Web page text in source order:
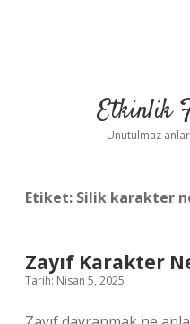
Etkinlik
Unutulmaz
Etiket: Silik karakter
Zayıf Karakter
Tarih: Nisan 5, 2025